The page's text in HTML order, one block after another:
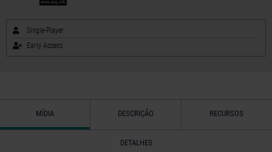
Single-Player
Early Access
MÍDIA DESCRIÇÃO RECURSOS
DETALHES